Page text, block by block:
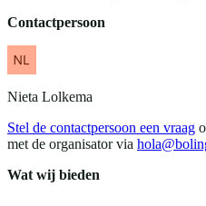
Contactpersoon
Nieta Lolkema
Stel de contactpersoon een vraag
met de organisator via
Wat wij bieden